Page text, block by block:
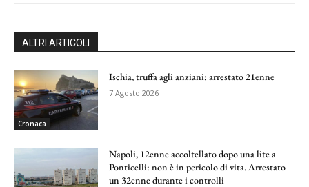
ALTRI ARTICOLI
Cronaca
Ischia, truffa agli anziani: arrestato 21enne
7 Agosto 2026
Napoli, 12enne accoltellato dopo una lite a
Ponticelli: non è in pericolo di vita. Arrestato
un 32enne durante i controlli